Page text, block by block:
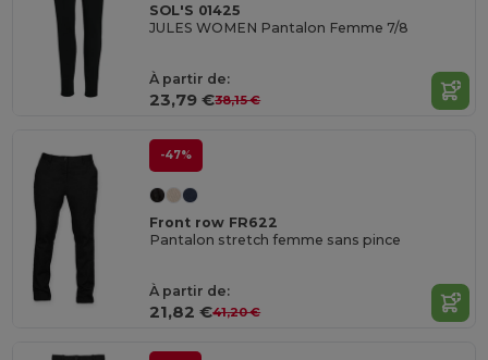
SOL'S 01425
JULES WOMEN Pantalon Femme 7/8
À partir de:
23,79 €38,15 €
-47%
Front row FR622
Pantalon stretch femme sans pince
À partir de:
21,82 €41,20 €